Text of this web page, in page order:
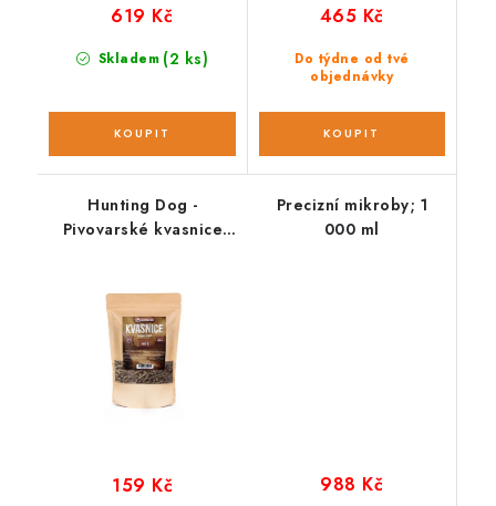
Skladem (2 ks)
619 Kč
Do týdne od tvé
objednávky
465 Kč
Hunting Dog -
Pivovarské kvasnice
159 Kč
Precizní mikroby; 1
000 ml
988 Kč